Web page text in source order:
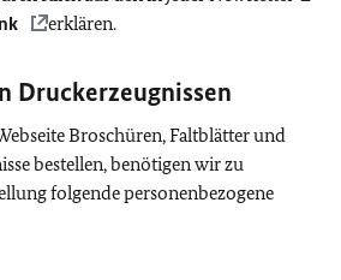
erklären.
Druckerzeugnissen
Broschüren, Faltblätter und
bestellen, benötigen wir zu
folgende personenbezogene